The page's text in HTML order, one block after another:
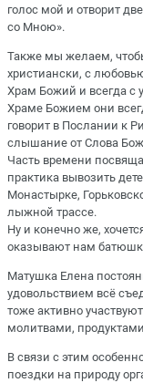
голос мой и отворит
со Мною».
Также мы желаем,
христиански, с
Храм Божий и всегда с
Храме Божием они
говорит в Послании к
слышание от Слова
Часть времени
практика вывозить
Монастырке,
лыжной трассе.
Ну и конечно же,
оказывают нам
Матушка Елена
удовольствием всё
тоже активно
молитвами,
В связи с этим
поездки на природу